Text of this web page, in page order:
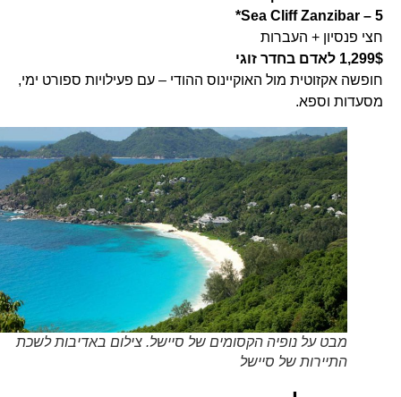
Sea Cliff Zanzibar – 5*
חצי פנסיון + העברות
1,299$ לאדם בחדר זוגי
חופשה אקזוטית מול האוקיינוס ההודי – עם פעילויות ספורט ימי,
מסעדות וספא.
מבט על נופיה הקסומים של סיישל. צילום באדיבות לשכת
התיירות של סיישל